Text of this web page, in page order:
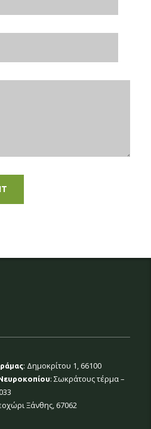
: Δημοκρίτου 1, 66100
: Σωκράτους τέρμα –
Ξάνθης, 67062